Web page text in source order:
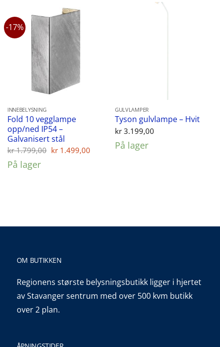
-17%
INNEBELYSNING
Fold 10 vegglampe
opp/ned IP54 –
Galvanisert stål
kr1.799,00 Opprinnelig
kr 1.499,00 Nåværende
På lager
GULVLAMPER
Tyson gulvlampe – Hvit
kr3.199,00
På lager
OM BUTIKKEN
Regionens største belysningsbutikk ligger i hjertet
av Stavanger sentrum med over 500 kvm butikk
over 2 plan.